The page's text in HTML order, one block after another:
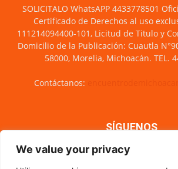
We value your privacy
SOLICITALO WhatsAPP 4433778501
Certificado de Derechos al uso
111214094400-101, Licitud de Titulo y
Domicilio de la Publicación: Cuautla
58000, Morelia, Michoacán. TEL.
Contáctanos:
SÍGUENOS